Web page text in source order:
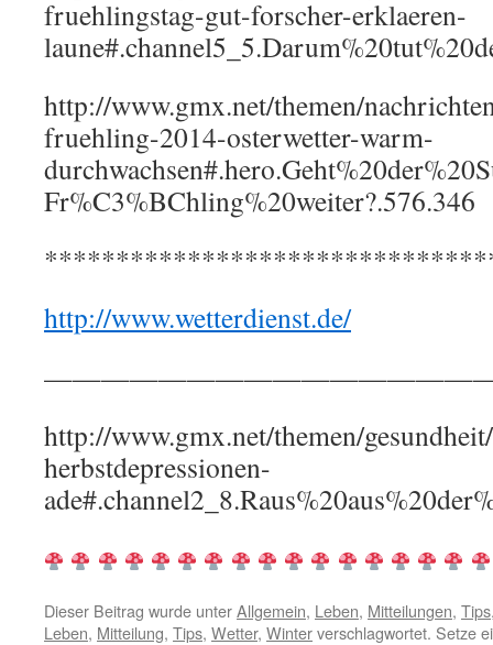
fruehlingstag-gut-forscher-erklaeren-
http://www.gmx.net/themen/
fruehling-2014-osterwetter-warm-
Fr%C3%BChling%20weiter?.576.346
http://www.wetterdienst.de/
http://www.gmx.net/themen/
herbstdepressionen-
Dieser Beitrag wurde unterAllgemein, Leben, Mitteilungen, Tips
Leben, Mitteilung, Tips, Wetter, Winterverschlagwortet. Setze